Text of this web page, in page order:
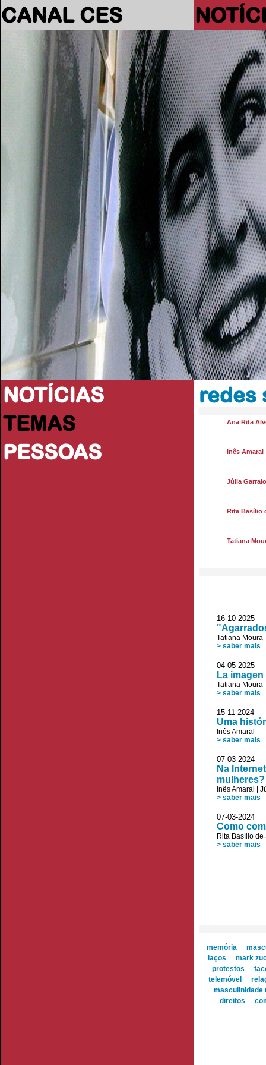
CANAL CES
NOTÍCIAS
TEMAS
PESSOAS
redes
Ana Rita
Inês Amaral
Júlia Garraio
Rita Basílio
Tatiana
16-10-
Tatiana Moura
> saber mais
04-05-
La
Tatiana Moura
> saber mais
15-11-
Uma
Inês Amaral
> saber mais
07-03-
Na
mulheres?
Inês Amaral
> saber mais
07-03-
Como
Rita Basílio de
> saber mais
memória
laços
mark
protestos
telemóvel
masculinidade
direitos